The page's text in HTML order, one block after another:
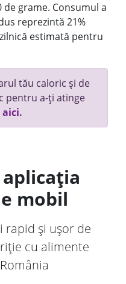
grame. Consumul a
reprezintă 21%
estimată pentru
tău caloric și de
pentru a-ți atinge
mobil
rapid și ușor de
cu alimente